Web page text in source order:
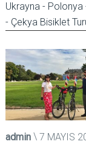
Ukrayna - Polonya
- Çekya Bisiklet
admin 7 MAYIS